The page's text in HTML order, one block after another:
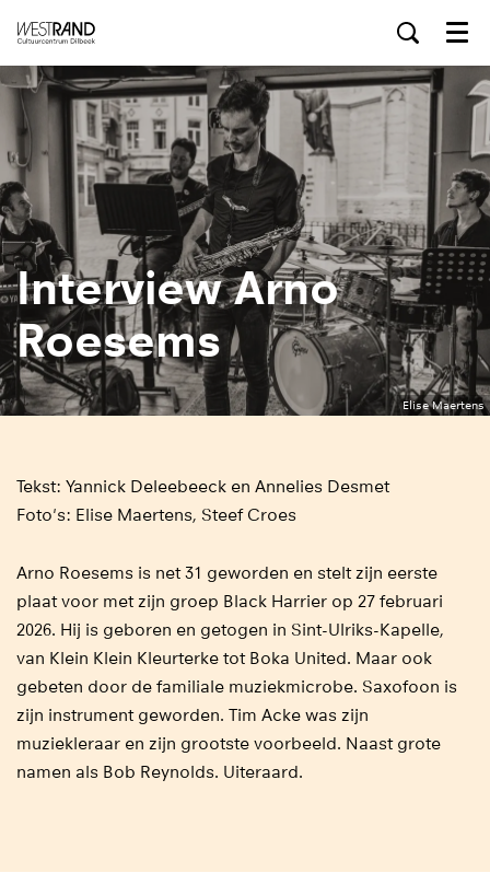
Menu
Elise Maertens
Interview Arno
Roesems
Tekst: Yannick Deleebeeck en Annelies Desmet
Foto's: Elise Maertens, Steef Croes
Arno Roesems is net 31 geworden en stelt zijn eerste
plaat voor met zijn groep Black Harrier op 27 februari
2026. Hij is geboren en getogen in Sint-Ulriks-Kapelle,
van Klein Klein Kleurterke tot Boka United. Maar ook
gebeten door de familiale muziekmicrobe. Saxofoon is
zijn instrument geworden. Tim Acke was zijn
muziekleraar en zijn grootste voorbeeld. Naast grote
namen als Bob Reynolds. Uiteraard.